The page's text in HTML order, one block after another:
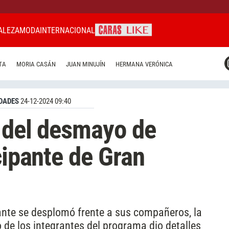
MODAINTERNACIONAL
MORIA CASÁN JUAN MINUJÍN HERMANA VERÓNICA
24-12-2024 09:40
desmayo de
de Gran
se desplomó frente a sus compañeros, la
los integrantes del programa dio detalles